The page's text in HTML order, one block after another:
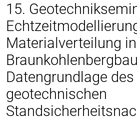
15.
Materialverteilung
Datengrundlage des
geotechnischen